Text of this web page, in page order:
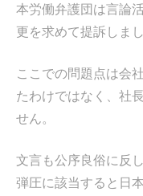
本労働弁護団は言論
更を求めて提訴しまし
ここでの問題点は会
たわけではなく、社
せん。
文言も公序良俗に反
弾圧に該当すると日